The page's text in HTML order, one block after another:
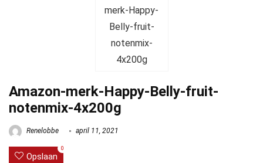
Amazon-merk-Happy-Belly-fruit-
notenmix-4x200g
Renelobbe april 11, 2021
Opslaan
0